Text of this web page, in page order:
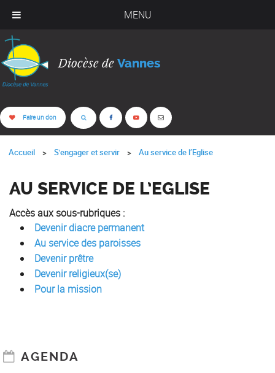
MENU
Diocèse de Vannes
Faire un don
Accueil S'engager et servir Au service de l’Eglise
AU SERVICE DE L’EGLISE
Accès aux sous-rubriques :
Devenir diacre permanent
Au service des paroisses
Devenir prêtre
Devenir religieux(se)
Pour la mission
AGENDA